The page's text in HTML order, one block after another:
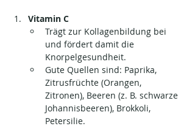
Vitamin C
Trägt zur Kollagenbildung bei
und fördert damit die
Knorpelgesundheit.
Gute Quellen sind: Paprika,
Zitrusfrüchte (Orangen,
Zitronen), Beeren (z. B. schwarze
Johannisbeeren), Brokkoli,
Petersilie.